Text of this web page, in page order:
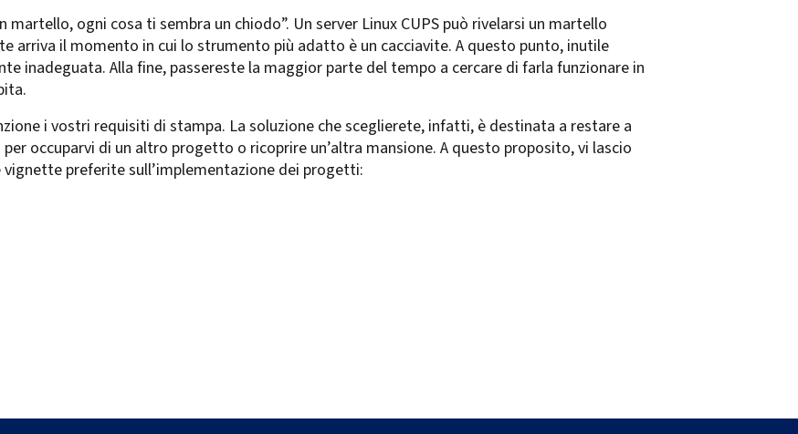
martello, ogni cosa ti sembra un chiodo”. Un server Linux CUPS può rivelarsi un martello
arriva il momento in cui lo strumento più adatto è un cacciavite. A questo punto, inutile
inadeguata. Alla fine, passereste la maggior parte del tempo a cercare di farla funzionare in
i vostri requisiti di stampa. La soluzione che sceglierete, infatti, è destinata a restare a
occuparvi di un altro progetto o ricoprire un’altra mansione. A questo proposito, vi lascio
preferite sull’implementazione dei progetti: